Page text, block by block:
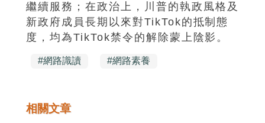
繼續服務；在政治上，川普的執政風格及
新政府成員長期以來對TikTok的抵制態
度，均為TikTok禁令的解除蒙上陰影。
#網路識讀 #網路素養
相關文章